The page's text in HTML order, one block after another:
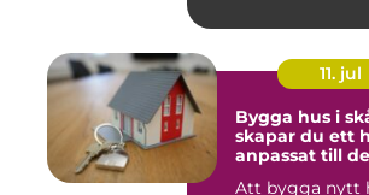
11. jul
Bygga hus i
skapar du ett
anpassat till
Att bygga nytt